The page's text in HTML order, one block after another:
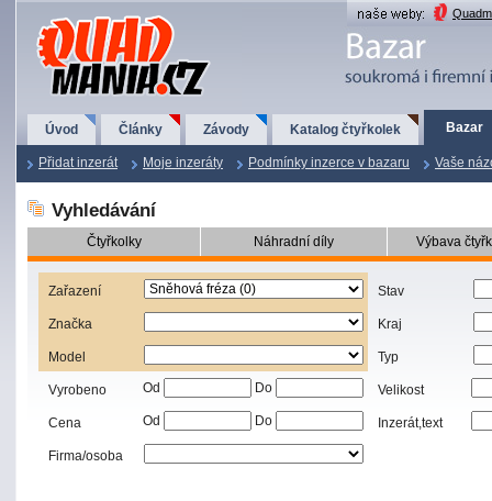
QuadMania.cz
Úvod Články Závody Katalog čtyřkolek Bazar
Přidat inzerát Moje inzeráty Podmínky inzerce v bazaru Vaše
Vyhledávání
Čtyřkolky Náhradní díly Výbava
Zařazení
Značka
Model
Vyrobeno Od Do
Cena Od Do
Firma/osoba
Stav
Kraj
Typ
Velikost
Inzerát,text